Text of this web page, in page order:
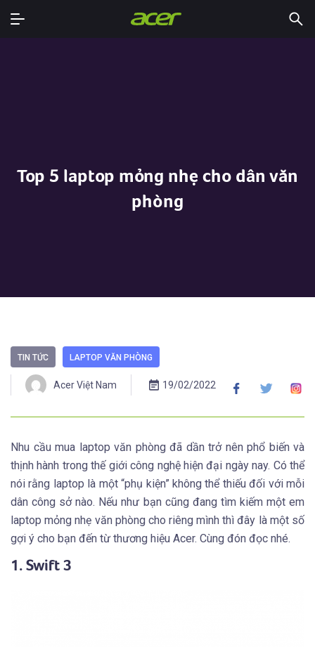
Top 5 laptop mỏng nhẹ cho dân văn
phòng
TIN TỨC LAPTOP VĂN PHÒNG
Acer Việt Nam 19/02/2022
Nhu cầu mua laptop văn phòng đã dần trở nên phổ biến và
thịnh hành trong thế giới công nghệ hiện đại ngày nay. Có thể
nói rằng laptop là một “phụ kiện” không thể thiếu đối với mỗi
dân công sở nào. Nếu như bạn cũng đang tìm kiếm một em
laptop mỏng nhẹ văn phòng cho riêng mình thì đây là một số
gợi ý cho bạn đến từ thương hiệu Acer. Cùng đón đọc nhé.
1. Swift 3